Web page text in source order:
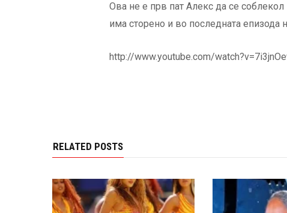
Ова не е прв пат Алекс да се соблекол
има сторено и во последната епизода
http://www.youtube.com/
RELATED POSTS